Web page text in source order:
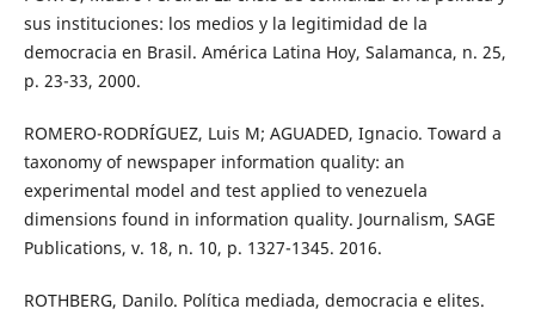
sus instituciones: los medios y la legitimidad de la
democracia en Brasil. América Latina Hoy, Salamanca, n. 25,
p. 23-33, 2000.
ROMERO-RODRÍGUEZ, Luis M; AGUADED, Ignacio. Toward a
taxonomy of newspaper information quality: an
experimental model and test applied to venezuela
dimensions found in information quality. Journalism, SAGE
Publications, v. 18, n. 10, p. 1327-1345. 2016.
ROTHBERG, Danilo. Política mediada, democracia e elites.